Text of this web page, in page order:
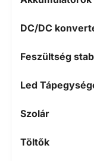
DC/DC
Feszültség
Led
Szolár
Töltők